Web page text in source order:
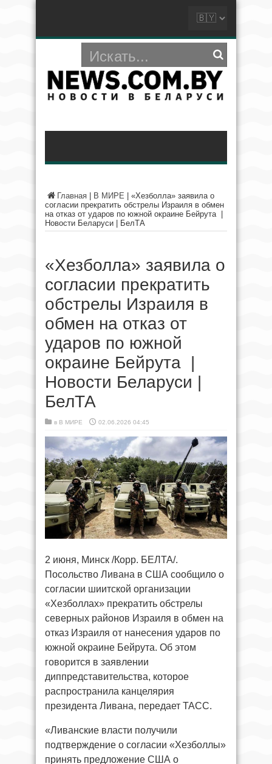
Главная В МИРЕ
«Хезболла» заявила о
согласии прекратить обстрелы Израиля в обмен
на отказ от ударов по южной окраине Бейрута |
Новости Беларуси | БелТА
«Хезболла» заявила о
согласии прекратить
обстрелы Израиля в
обмен на отказ от
ударов по южной
окраине Бейрута |
Новости Беларуси |
БелТА
в В МИРЕ 02.06.2026 04:45
2 июня, Минск /Корр. БЕЛТА/.
Посольство Ливана в США сообщило о
согласии шиитской организации
«Хезболлах» прекратить обстрелы
северных районов Израиля в обмен на
отказ Израиля от нанесения ударов по
южной окраине Бейрута. Об этом
говорится в заявлении
диппредставительства, которое
распространила канцелярия
президента Ливана, передает ТАСС.
«Ливанские власти получили
подтверждение о согласии «Хезболлы»
принять предложение США о